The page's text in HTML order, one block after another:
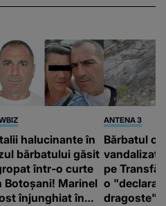
halucinante în
bărbatului găsit
într-o curte
Botoșani! Marinel
înjunghiat în
ANTENA 3
Bărbatul
vandalizat
pe
o
dragoste"